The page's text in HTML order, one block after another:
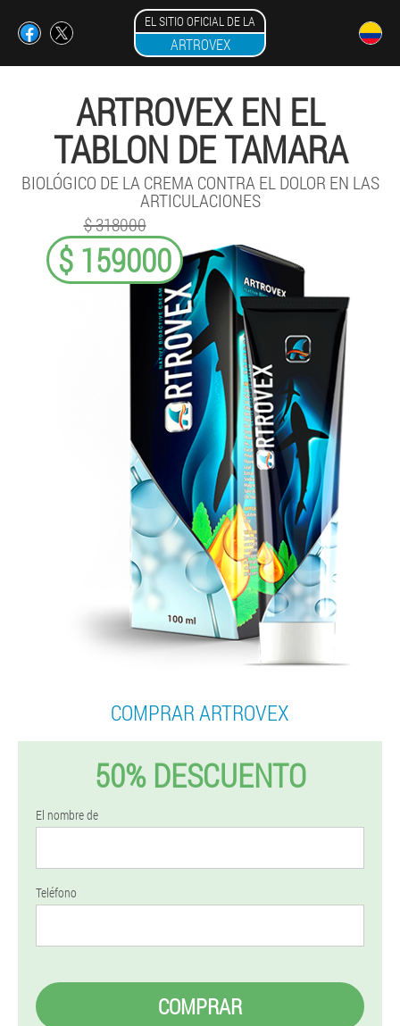
EL SITIO OFICIAL DE LA
ARTROVEX
ARTROVEX EN EL
TABLON DE TAMARA
BIOLÓGICO DE LA CREMA CONTRA EL DOLOR EN LAS
ARTICULACIONES
$ 318000
$ 159000
COMPRAR ARTROVEX
50% DESCUENTO
El nombre de
Teléfono
COMPRAR